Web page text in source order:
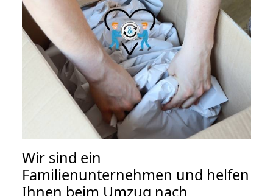
Wir sind ein
Familienunternehmen und helfen
Ihnen beim Umzug nach